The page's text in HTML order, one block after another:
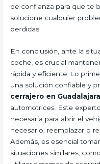
de confianza para que te
solucione cualquier
perdidas.
En conclusión, ante la
coche, es crucial
rápida y eficiente. Lo
una solución confiable y
cerrajero en Guadalajara
automotrices. Este
necesaria para abrir el
necesario, reemplazar o
Además, es esencial
situaciones similares,